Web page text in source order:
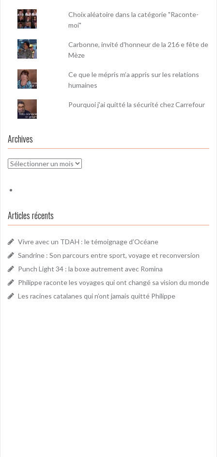
Choix aléatoire dans la catégorie "Raconte-
moi"
Carbonne, invité d'honneur de la 216 e fête de
Mèze
Ce que le mépris m’a appris sur les relations
humaines
Pourquoi j'ai quitté la sécurité chez Carrefour
Archives
Archives
Articles récents
Vivre avec un TDAH : le témoignage d’Océane
Sandrine : Son parcours entre sport, voyage et reconversion
Punch Light 34 : la boxe autrement avec Romina
Philippe raconte les voyages qui ont changé sa vision du monde
Les racines catalanes qui n’ont jamais quitté Philippe